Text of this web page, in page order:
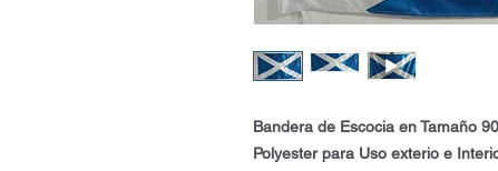
Bandera de Escocia en Tamaño
Polyester para Uso exterio e